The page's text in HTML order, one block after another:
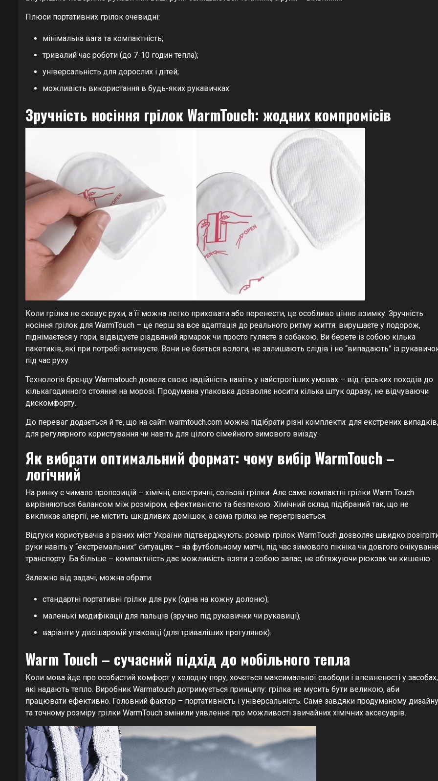
Плюси портативних грілок очевидні:
мінімальна вага та компактність;
тривалий час роботи (до 7-10 годин тепла);
універсальність для дорослих і дітей;
можливість використання в будь-яких рукавичках.
Зручність носіння грілок WarmTouch: жодних компромісів
Коли грілка не сковує рухи, а її можна легко приховати або перенести, це особливо цінно взимку. Зручність
носіння грілок для WarmTouch – це перш за все адаптація до реального ритму життя: вирушаєте у подорож,
піднімаєтеся у гори, відвідуєте різдвяний ярмарок чи просто гуляєте з собакою. Ви берете із собою кілька
пакетиків, які при потребі активуєте. Вони не бояться вологи, не залишають слідів і не “випадають” із
під час руху.
Технологія бренду Warmatouch довела свою надійність навіть у найстрогіших умовах – від гірських походів до
кількагодинного стояння на морозі. Продумана упаковка дозволяє носити кілька штук одразу, не відчуваючи
дискомфорту.
До переваг додається й те, що на сайті warmtouch.com можна підібрати різні комплекти: для екстрених випадків,
для регулярного користування чи навіть для цілого сімейного зимового виїзду.
Як вибрати оптимальний формат: чому вибір WarmTouch –
логічний
На ринку є чимало пропозицій – хімічні, електричні, сольові грілки. Але саме компактні грілки Warm Touch
вирізняються балансом між розміром, ефективністю та безпекою. Хімічний склад підібраний так, що не
викликає алергії, не містить шкідливих домішок, а сама грілка не перегрівається.
Відгуки користувачів з різних міст України підтверджують: розмір грілок WarmTouch дозволяє швидко
руки навіть у “екстремальних” ситуаціях – на футбольному матчі, під час зимового пікніка чи довгого
транспорту. Ба більше – компактність дає можливість взяти з собою запас, не обтяжуючи рюкзак чи кишеню.
Залежно від задачі, можна обрати:
стандартні портативні грілки для рук (одна на кожну долоню);
маленькі модифікації для пальців (зручно під рукавички чи рукавиці);
варіанти у двошаровій упаковці (для триваліших прогулянок).
Warm Touch – сучасний підхід до мобільного тепла
Коли мова йде про особистий комфорт у холодну пору, хочеться максимальної свободи і впевненості у засобах,
які надають тепло. Виробник Warmatouch дотримується принципу: грілка не мусить бути великою, аби
працювати ефективно. Головний фактор – портативність і універсальність. Саме завдяки продуманому дизайну
та точному розміру грілки WarmTouch змінили уявлення про можливості звичайних хімічних аксесуарів.